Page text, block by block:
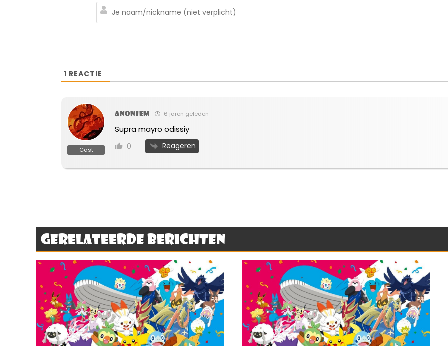
1 REACTIE
Gast
Anoniem 6 jaren geleden
Supra mayro odissiy
0 Reageren
Gerelateerde berichten